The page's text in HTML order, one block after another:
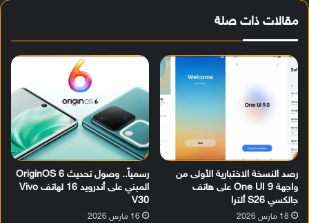
مقالات ذات صلة
رصد النسخة الاختبارية الأولى من
واجهة One UI 9 على هاتف
جالكسي S26 ألترا
18 مارس 2026
رسمياً.. وصول تحديث OriginOS 6
المبني على أندرويد 16 لهاتف Vivo
V30
16 مارس 2026